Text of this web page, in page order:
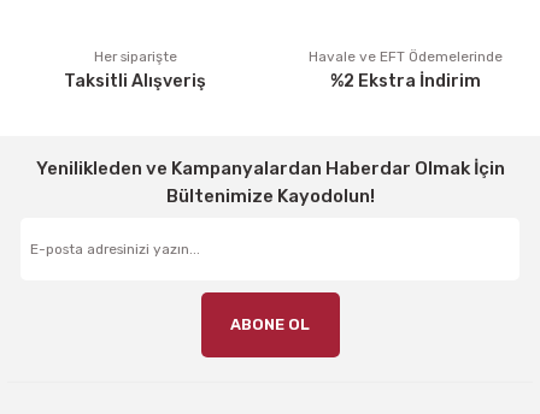
Her siparişte
Taksitli Alışveriş
Havale ve EFT Ödemelerinde
%2 Ekstra İndirim
Yenilikleden ve Kampanyalardan Haberdar Olmak İçin
Bültenimize Kayodolun!
ABONE OL